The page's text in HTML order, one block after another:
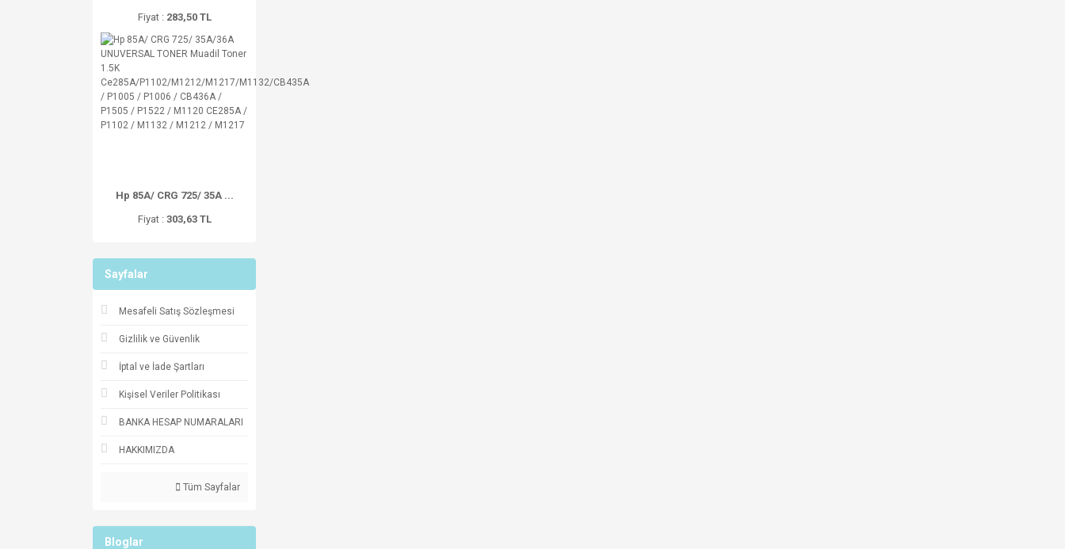
Fiyat : 283,50 TL
Hp 85A/ CRG 725/ 35A ...
Fiyat : 303,63 TL
Sayfalar
Mesafeli Satış Sözleşmesi
Gizlilik ve Güvenlik
İptal ve İade Şartları
Kişisel Veriler Politikası
BANKA HESAP NUMARALARI
HAKKIMIZDA
Tüm Sayfalar
Bloglar